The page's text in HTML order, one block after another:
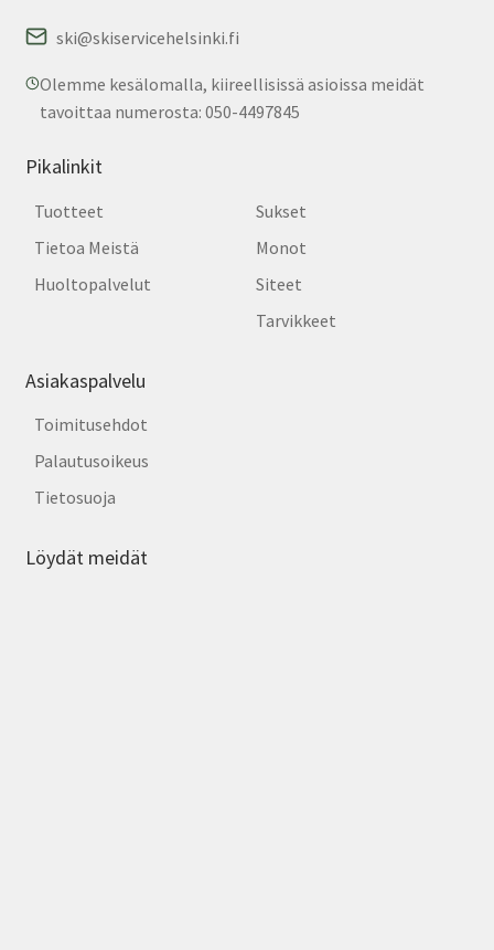
ski@skiservicehelsinki.fi
Olemme kesälomalla, kiireellisissä asioissa meidät
tavoittaa numerosta: 050-4497845
Pikalinkit
Tuotteet
Tietoa Meistä
Huoltopalvelut
Sukset
Monot
Siteet
Tarvikkeet
Asiakaspalvelu
Toimitusehdot
Palautusoikeus
Tietosuoja
Löydät meidät